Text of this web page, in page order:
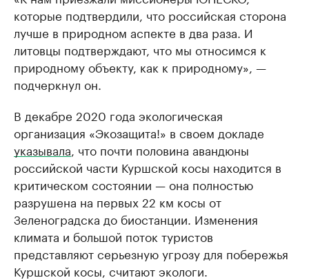
которые подтвердили, что российская сторона
лучше в природном аспекте в два раза. И
литовцы подтверждают, что мы относимся к
природному объекту, как к природному», —
подчеркнул он.
В декабре 2020 года экологическая
организация «Экозащита!» в своем докладе
указывала , что почти половина авандюны
российской части Куршской косы находится в
критическом состоянии — она полностью
разрушена на первых 22 км косы от
Зеленоградска до биостанции. Изменения
климата и большой поток туристов
представляют серьезную угрозу для побережья
Куршской косы, считают экологи.